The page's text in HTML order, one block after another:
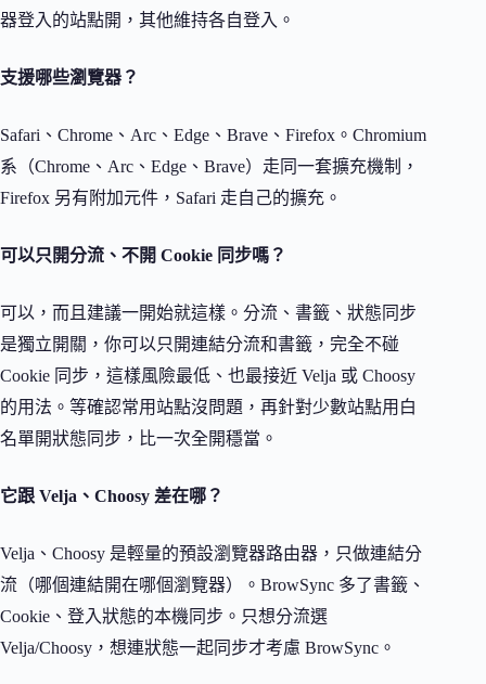
器登入的站點開，其他維持各自登入。
支援哪些瀏覽器？
Safari、Chrome、Arc、Edge、Brave、Firefox。Chromium
系（Chrome、Arc、Edge、Brave）走同一套擴充機制，
Firefox 另有附加元件，Safari 走自己的擴充。
可以只開分流、不開 Cookie 同步嗎？
可以，而且建議一開始就這樣。分流、書籤、狀態同步
是獨立開關，你可以只開連結分流和書籤，完全不碰
Cookie 同步，這樣風險最低、也最接近 Velja 或 Choosy
的用法。等確認常用站點沒問題，再針對少數站點用白
名單開狀態同步，比一次全開穩當。
它跟 Velja、Choosy 差在哪？
Velja、Choosy 是輕量的預設瀏覽器路由器，只做連結分
流（哪個連結開在哪個瀏覽器）。BrowSync 多了書籤、
Cookie、登入狀態的本機同步。只想分流選
Velja/Choosy，想連狀態一起同步才考慮 BrowSync。